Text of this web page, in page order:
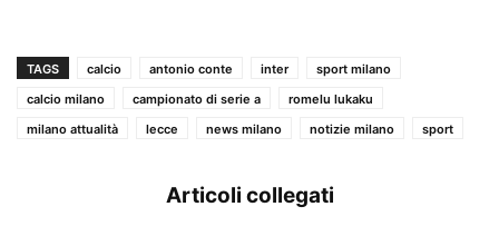
TAGS calcio antonio conte inter
sport milano
calcio milano
campionato di serie a
romelu lukaku
milano attualità
lecce news milano notizie milano sport
Articoli collegati